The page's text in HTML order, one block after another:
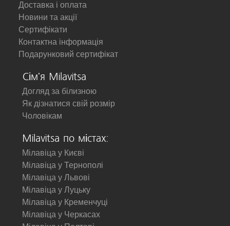
Доставка і оплата
Новини та акції
Сертифікати
Контактна інформація
Подарунковий сертифікат
Сім'я Milavitsa
Догляд за білизною
Як дізнатися свій розмір
Чоловікам
Milavitsa по містах:
Мілавіца у Києві
Мілавіца у Тернополі
Мілавіца у Львові
Мілавіца у Луцьку
Мілавіца у Кременчуці
Мілавіца у Черкасах